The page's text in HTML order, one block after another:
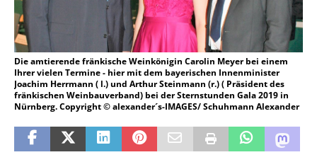
Die amtierende fränkische Weinkönigin Carolin Meyer bei einem
Ihrer vielen Termine - hier mit dem bayerischen Innenminister
Joachim Herrmann ( l.) und Arthur Steinmann (r.) ( Präsident des
fränkischen Weinbauverband) bei der Sternstunden Gala 2019 in
Nürnberg. Copyright © alexander´s-IMAGES/ Schuhmann Alexander